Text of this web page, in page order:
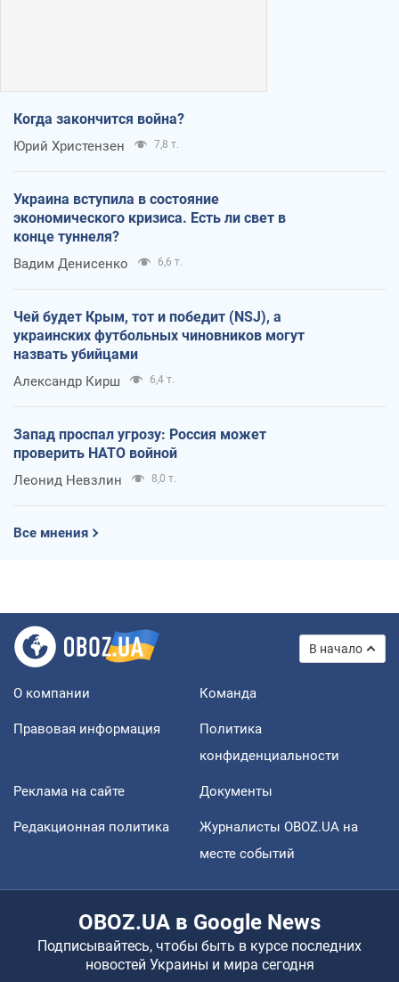
Когда закончится война?
Юрий Христензен 7,8 т.
Украина вступила в состояние
экономического кризиса. Есть ли свет в
конце туннеля?
Вадим Денисенко 6,6 т.
Чей будет Крым, тот и победит (NSJ), а
украинских футбольных чиновников могут
назвать убийцами
Александр Кирш 6,4 т.
Запад проспал угрозу: Россия может
проверить НАТО войной
Леонид Невзлин 8,0 т.
Все мнения
В начало
О компании Команда
Правовая информация
Политика
конфиденциальности
Реклама на сайте Документы
Редакционная политика
Журналисты OBOZ.UA на
месте событий
OBOZ.UA в Google News
Подписывайтесь, чтобы быть в курсе последних
новостей Украины и мира сегодня